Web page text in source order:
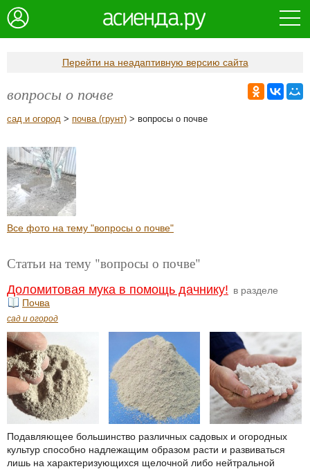
Перейти на неадаптивную версию сайта
вопросы о почве
сад и огород > почва (грунт) > вопросы о почве
Все фото на тему "вопросы о почве"
Статьи на тему "вопросы о почве"
Доломитовая мука в помощь дачнику! в разделе
Почва
сад и огород
Подавляющее большинство различных садовых и огородных
культур способно надлежащим образом расти и развиваться
лишь на характеризующихся щелочной либо нейтральной